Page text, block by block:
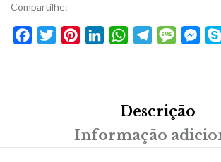
Compartilhe:
FacebookTwitterPinterestLinkedInWhatsAppTelegramMessage
Descrição
Informação